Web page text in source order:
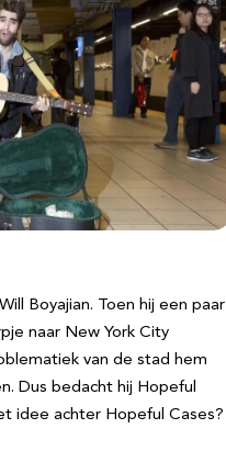
Boyajian. Toen hij een paar
naar New York City
van de stad hem
Dus bedacht hij Hopeful
idee achter Hopeful Cases?